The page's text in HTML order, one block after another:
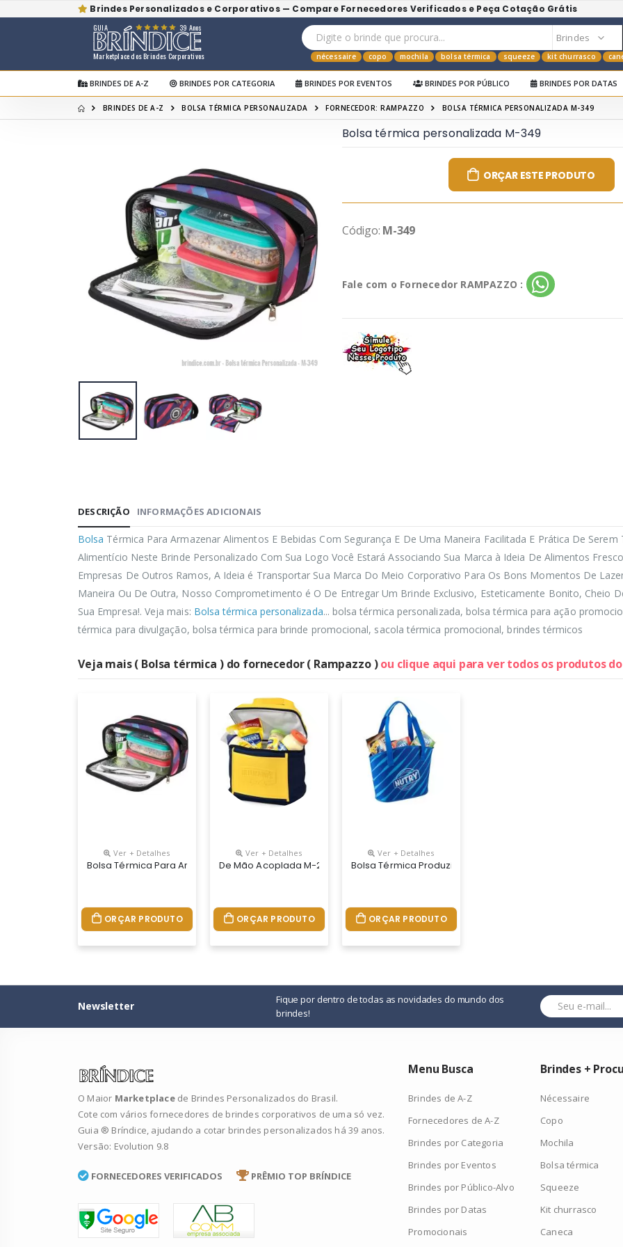
Brindes Personalizados e Corporativos — Compare Fornecedores Verificados e Peça Cotação Grátis
Marketplace dos Brindes Corporativos
GUIA 39 Anos
nécessaire copo mochila bolsa térmica squeeze kit churrasco
BRINDES DE A-Z BRINDES POR CATEGORIA BRINDES POR EVENTOS BRINDES POR PÚBLICO BRINDES POR DATAS
BRINDES DE A-Z BOLSA TÉRMICA PERSONALIZADA FORNECEDOR: RAMPAZZO BOLSA TÉRMICA PERSONALIZADA M-349
Bolsa térmica personalizada M-349
ORÇAR ESTE PRODUTO
Código: M-349
Fale com o Fornecedor RAMPAZZO :
DESCRIÇÃO INFORMAÇÕES ADICIONAIS
Bolsa Térmica Para Armazenar Alimentos E Bebidas Com Segurança E De Uma Maneira Facilitada E Prática De
Alimentício Neste Brinde Personalizado Com Sua Logo Você Estará Associando Sua Marca à Ideia De Alimentos
Empresas De Outros Ramos, A Ideia é Transportar Sua Marca Do Meio Corporativo Para Os Bons Momentos De
Maneira Ou De Outra, Nosso Comprometimento é O De Entregar Um Brinde Exclusivo, Esteticamente Bonito, Cheio
Sua Empresa!. Veja mais: Bolsa térmica personalizada... bolsa térmica personalizada, bolsa térmica para ação
térmica para divulgação, bolsa térmica para brinde promocional, sacola térmica promocional, brindes térmicos
Veja mais ( Bolsa térmica ) do fornecedor ( Rampazzo )ou clique aqui para ver todos os produtos
Ver + Detalhes
Bolsa Térmica Para Armazenar Alimentos E Bebidas Com Segurança E De Uma Maneira Facilitada E Prática De
ORÇAR PRODUTO
Ver + Detalhes
De Mão Acoplada M-271 Bolsa Térmica Grande Que Consegue Armazenar Alimentos
ORÇAR PRODUTO
Ver + Detalhes
Bolsa Térmica Produzida Com Material Macio E
ORÇAR PRODUTO
Newsletter
Fique por dentro de todas as novidades do mundo dos
brindes!
O Maior Marketplace de Brindes Personalizados do Brasil.
Cote com vários fornecedores de brindes corporativos de uma só vez.
Guia ® Bríndice, ajudando a cotar brindes personalizados há 39 anos.
Versão: Evolution 9.8
FORNECEDORES VERIFICADOS PRÊMIO TOP BRÍNDICE
Menu Busca
Brindes de A-Z
Fornecedores de A-Z
Brindes por Categoria
Brindes por Eventos
Brindes por Público-Alvo
Brindes por Datas
Promocionais
Brindes +
Nécessaire
Copo
Mochila
Bolsa térmica
Squeeze
Kit churrasco
Caneca